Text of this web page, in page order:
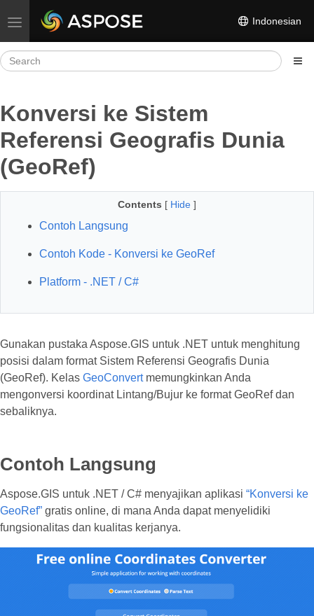
Toggle navigation Indonesian
Konversi ke Sistem
Referensi Geografis Dunia
(GeoRef)
Contents [ Hide ]
Contoh Langsung
Contoh Kode - Konversi ke GeoRef
Platform - .NET / C#
Gunakan pustaka Aspose.GIS untuk .NET untuk menghitung
posisi dalam format Sistem Referensi Geografis Dunia
(GeoRef). Kelas GeoConvertmemungkinkan Anda
mengonversi koordinat Lintang/Bujur ke format GeoRef dan
sebaliknya.
Contoh Langsung
Aspose.GIS untuk .NET / C# menyajikan aplikasi “Konversi ke
GeoRef” gratis online, di mana Anda dapat menyelidiki
fungsionalitas dan kualitas kerjanya.